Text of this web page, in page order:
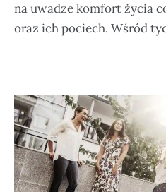
na uwadze komfort życia
oraz ich pociech. Wśród